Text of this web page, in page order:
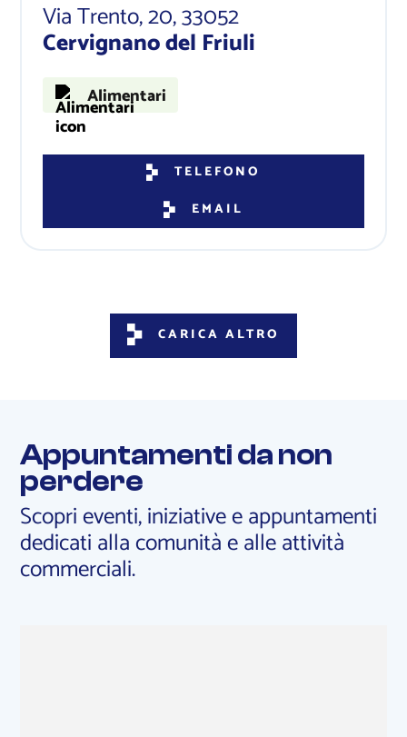
Via Trento, 20, 33052
Cervignano del Friuli
Alimentari
TELEFONO
EMAIL
CARICA ALTRO
Appuntamenti da non
perdere
Scopri eventi, iniziative e appuntamenti
dedicati alla comunità e alle attività
commerciali.